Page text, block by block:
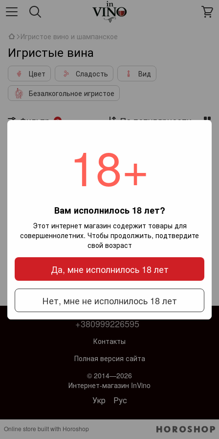
18+
Вам исполнилось 18 лет?
Этот интернет магазин содержит товары для
совершеннолетних. Чтобы продолжить, подтвердите
свой возраст
Да, мне исполнилось 18 лет
Нет, мне не исполнилось 18 лет
Игристое вино и шампанское
Игристые вина
Цвет Сладость
Вид
Безалкогольное игристое
Фильтр 2 По популярности
Пареллада
+380999226595
Контакты
Полная версия сайта
© 2014—2026
Интернет-магазин InVino
Укр Рус
Online store built with Horoshop